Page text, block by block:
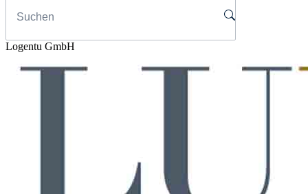
Logentu GmbH